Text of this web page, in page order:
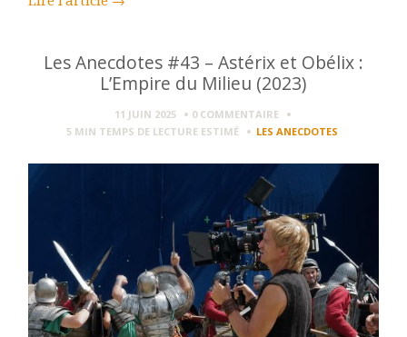
Les Anecdotes #43 – Astérix et Obélix :
L’Empire du Milieu (2023)
11 JUIN 2025
0 COMMENTAIRE
5 MIN TEMPS DE LECTURE ESTIMÉ LES ANECDOTES